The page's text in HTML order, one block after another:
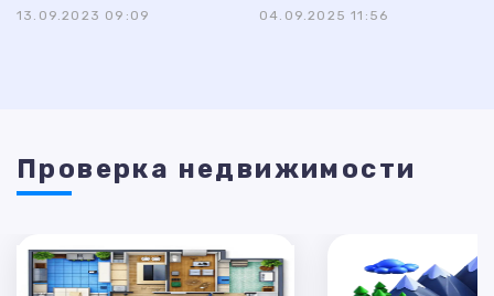
13.09.2023 09:09 04.09.2025 11:56
Проверка недвижимости